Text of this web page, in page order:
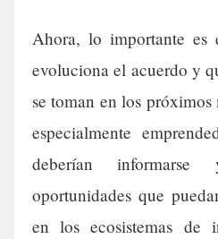
Ahora, lo importante es
evoluciona el acuerdo y
se toman en los próximos
especialmente
deberían
oportunidades que
en los ecosistemas de